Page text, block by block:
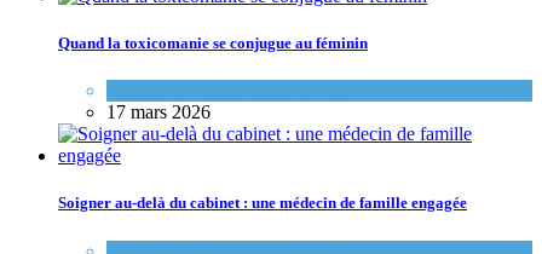
Quand la toxicomanie se conjugue au féminin
17 mars 2026
Soigner au-delà du cabinet : une médecin de famille engagée